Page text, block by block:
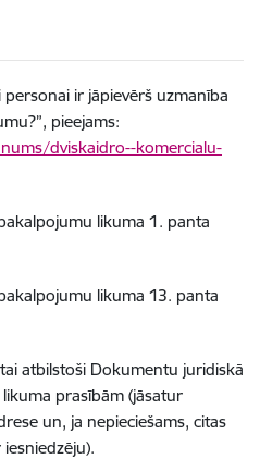
ir jāpievērš uzmanība
pieejams:
dviskaidro--komercialu-
likuma 1. panta
likuma 13. panta
atbilstoši Dokumentu juridiskā
prasībām (jāsatur
un, ja nepieciešams, citas